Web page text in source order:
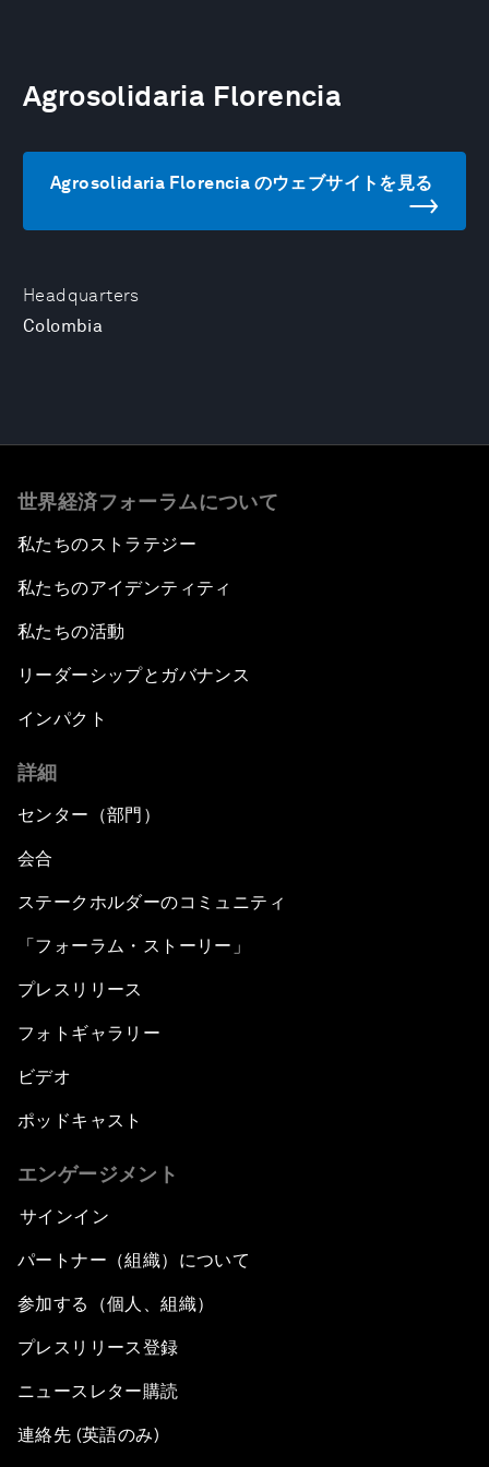
Headquarters
Colombia
Agrosolidaria Florencia
Agrosolidaria Florencia のウェブサイトを見る
世界経済フォーラムについて
私たちのストラテジー
私たちのアイデンティティ
私たちの活動
リーダーシップとガバナンス
インパクト
詳細
センター（部門）
会合
ステークホルダーのコミュニティ
「フォーラム・ストーリー」
プレスリリース
フォトギャラリー
ビデオ
ポッドキャスト
エンゲージメント
サインイン
パートナー（組織）について
参加する（個人、組織）
プレスリリース登録
ニュースレター購読
連絡先 (英語のみ)